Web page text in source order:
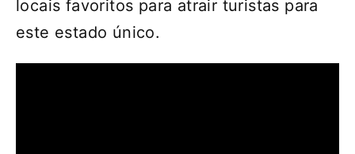
locais favoritos para atrair turistas para
este estado único.